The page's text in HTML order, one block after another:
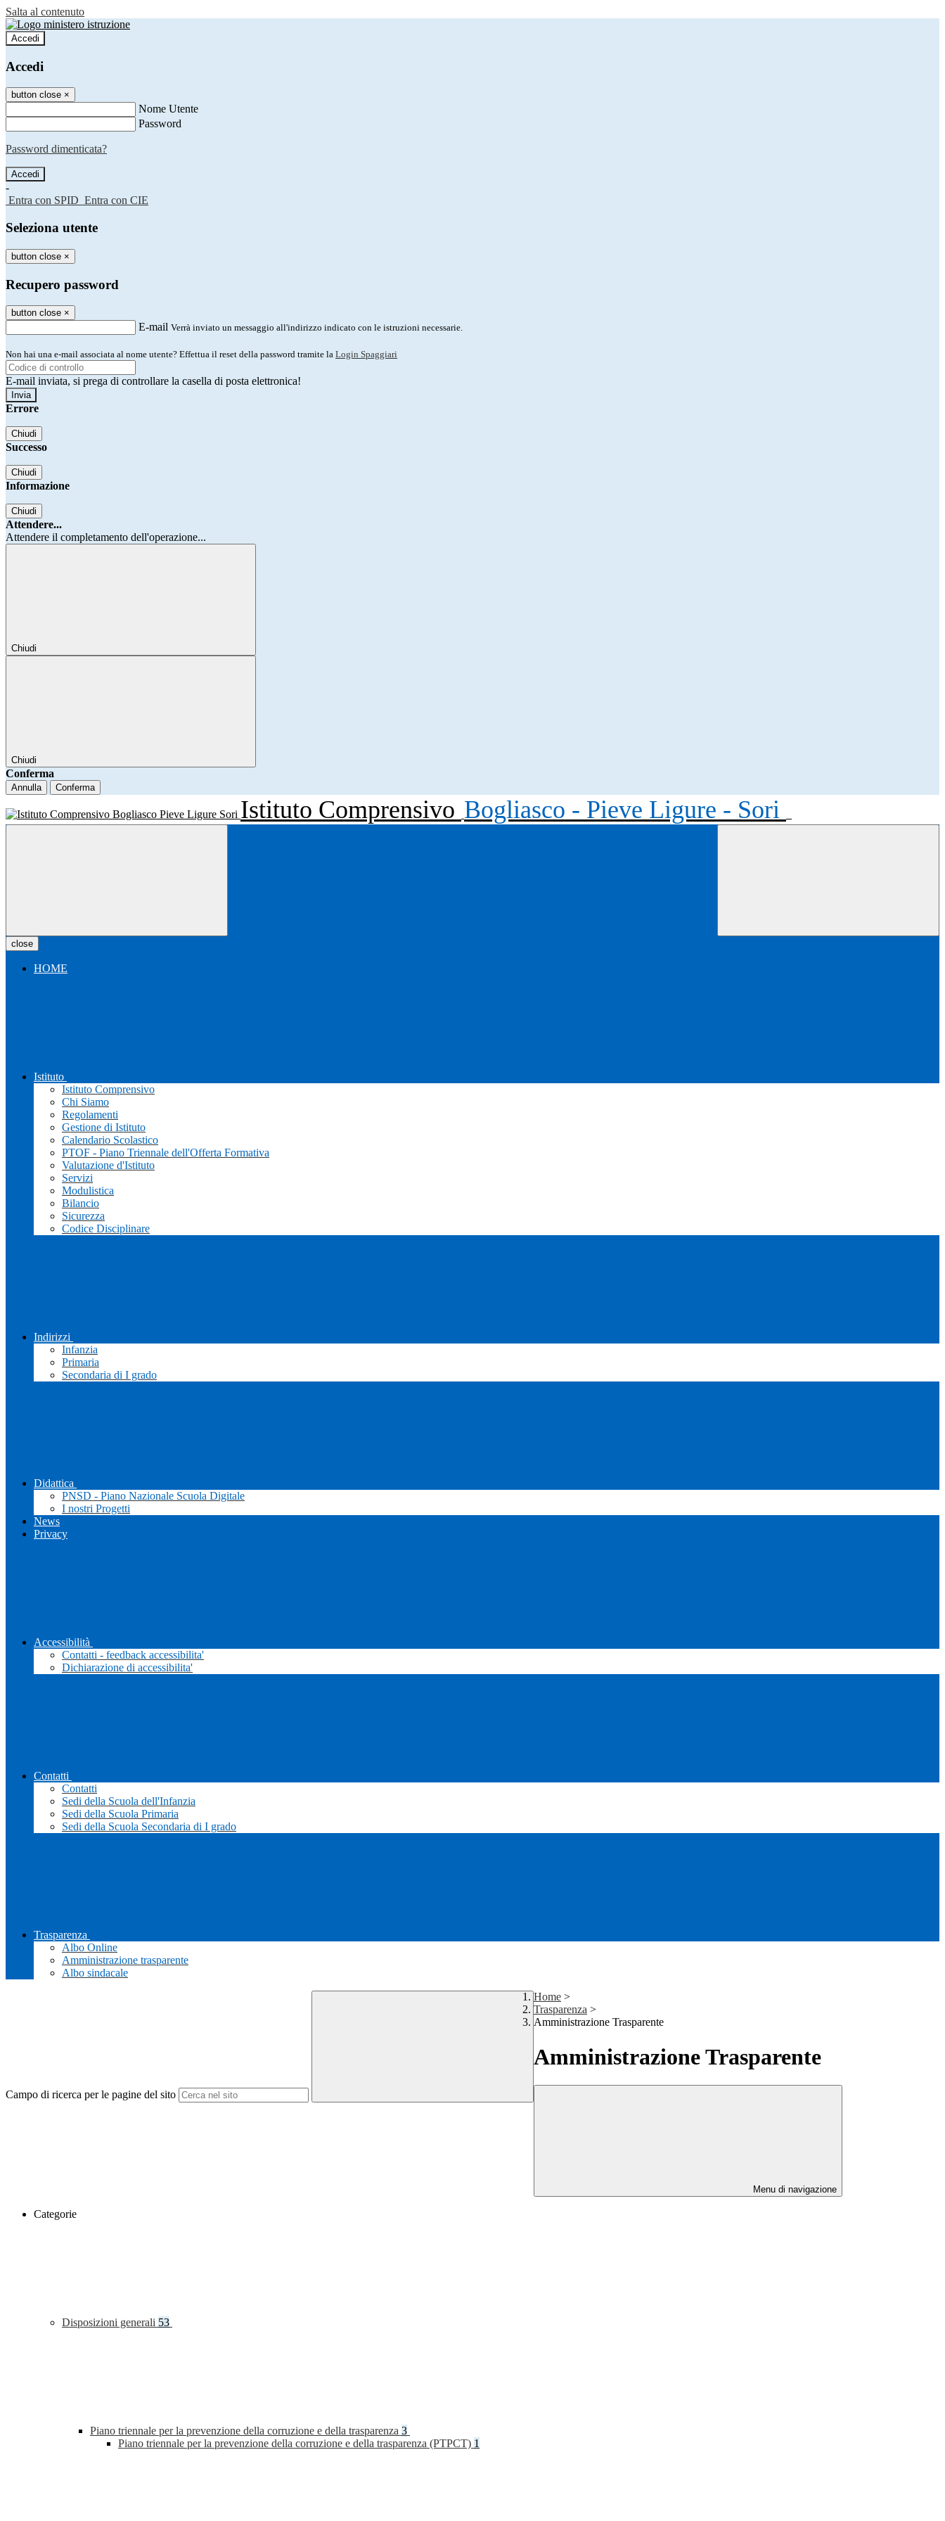
Salta al contenuto
Accedi
Accedi
button close ×
Nome Utente
Password
Password dimenticata?
-
Entra con SPID Entra con CIE
Seleziona utente
button close ×
Recupero password
button close ×
E-mail Verrà inviato un messaggio all'indirizzo indicato con le istruzioni necessarie.
Non hai una e-mail associata al nome utente? Effettua il reset della password tramite la Login Spaggiari
E-mail inviata, si prega di controllare la casella di posta elettronica!
Errore
Chiudi
Successo
Chiudi
Informazione
Chiudi
Attendere...
Attendere il completamento dell'operazione...
Chiudi
Chiudi
Conferma
Annulla Conferma
Istituto Comprensivo Bogliasco - Pieve Ligure - Sori
close
HOME
Istituto
Istituto Comprensivo
Chi Siamo
Regolamenti
Gestione di Istituto
Calendario Scolastico
PTOF - Piano Triennale dell'Offerta Formativa
Valutazione d'Istituto
Servizi
Modulistica
Bilancio
Sicurezza
Codice Disciplinare
Indirizzi
Infanzia
Primaria
Secondaria di I grado
Didattica
PNSD - Piano Nazionale Scuola Digitale
I nostri Progetti
News
Privacy
Accessibilità
Contatti - feedback accessibilita'
Dichiarazione di accessibilita'
Contatti
Contatti
Sedi della Scuola dell'Infanzia
Sedi della Scuola Primaria
Sedi della Scuola Secondaria di I grado
Trasparenza
Albo Online
Amministrazione trasparente
Albo sindacale
Campo di ricerca per le pagine del sito
Home >
Trasparenza >
Amministrazione Trasparente
Amministrazione Trasparente
Menu di navigazione
Categorie
Disposizioni generali 53
Piano triennale per la prevenzione della corruzione e della trasparenza 3
Piano triennale per la prevenzione della corruzione e della trasparenza (PTPCT) 1